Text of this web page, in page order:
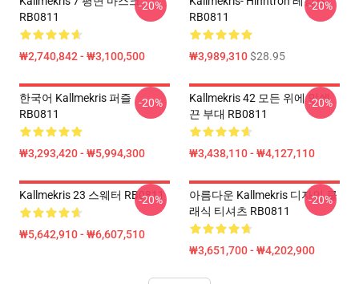
RB0811
₩2,740,842 - ₩3,100,500
-20%
RB0811
₩3,989,310$28.95
-20%
한국어 Kallmekris 퍼즐
RB0811
₩3,293,420 - ₩5,994,300
-20%
Kallmekris 42 모든 위에 인쇄
끈 부대 RB0811
₩3,438,110 - ₩4,127,110
-20%
Kallmekris 23 스웨터 RB0811
₩5,642,910 - ₩6,607,510
-20%
아름다운 Kallmekris 디자인 클
래식 티셔츠 RB0811
₩3,651,700 - ₩4,202,900
-20%